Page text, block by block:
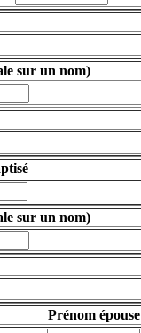
sur un nom)
sur un nom)
Prénom épouse